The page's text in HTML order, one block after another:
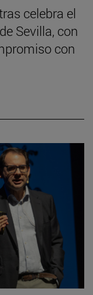
celebra el
Sevilla, con
con